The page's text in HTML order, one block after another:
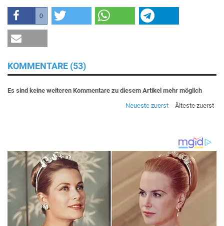
0
KOMMENTARE (53)
Es sind keine weiteren Kommentare zu diesem Artikel mehr möglich
Neueste zuerst
Älteste zuerst